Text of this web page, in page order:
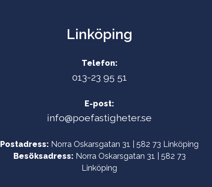
Linköping
Telefon:
013-23 95 51
E-post:
info@poefastigheter.se
Postadress: Norra Oskarsgatan 31 | 582 73 Linköping
Besöksadress: Norra Oskarsgatan 31 | 582 73
Linköping